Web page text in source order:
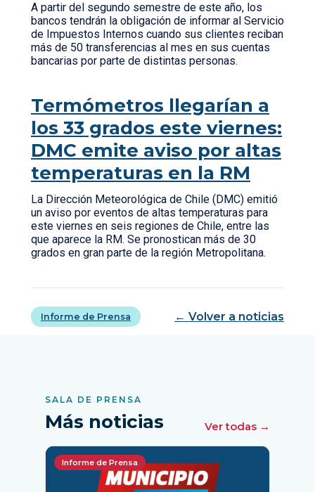
A partir del segundo semestre de este año, los
bancos tendrán la obligación de informar al Servicio
de Impuestos Internos cuando sus clientes reciban
más de 50 transferencias al mes en sus cuentas
bancarias por parte de distintas personas.
Termómetros llegarían a
los 33 grados este viernes:
DMC emite aviso por altas
temperaturas en la RM
La Dirección Meteorológica de Chile (DMC) emitió
un aviso por eventos de altas temperaturas para
este viernes en seis regiones de Chile, entre las
que aparece la RM. Se pronostican más de 30
grados en gran parte de la región Metropolitana.
Informe de Prensa ← Volver a noticias
SALA DE PRENSA
Más noticias Ver todas →
Informe de Prensa